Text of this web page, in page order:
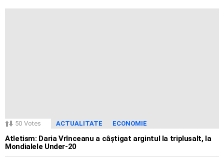
50 Votes ACTUALITATE ECONOMIE
Atletism: Daria Vrînceanu a câștigat argintul la triplusalt, la
Mondialele Under-20